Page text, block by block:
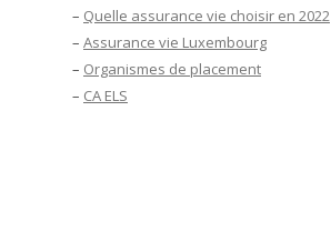
– Quelle assurance vie choisir en 2022
– Assurance vie Luxembourg
– Organismes de placement
– CA ELS